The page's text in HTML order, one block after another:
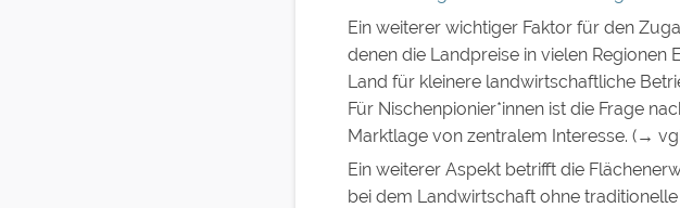
Ein weiterer wichtiger Faktor für den
denen die Landpreise in vielen
Land für kleinere landwirtschaftliche
Für Nischenpionier*innen ist die Frage
Marktlage von zentralem Interesse. (→
Ein weiterer Aspekt betrifft die
bei dem Landwirtschaft ohne